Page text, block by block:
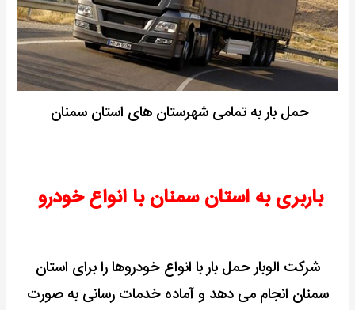
حمل بار به تمامی شهرستان های استان سمنان
باربری به استان سمنان با انواع خودرو
شرکت الوبار حمل بار با انواع خودروها را برای استان
سمنان انجام می دهد و آماده خدمات رسانی به صورت